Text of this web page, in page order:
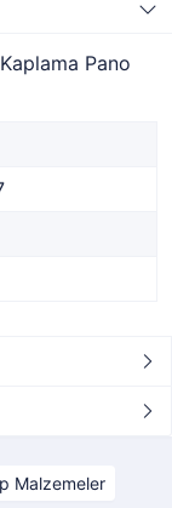
Pano
Malzemeler